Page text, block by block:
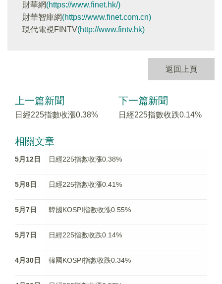
財華網(https://www.finet.hk/)
財華智庫網(https://www.finet.com.cn)
現代電視FINTV(http://www.fintv.hk)
返回上頁
上一篇新聞
日經225指數收漲0.38%
下一篇新聞
日經225指數收跌0.14%
相關文章
5月12日 日經225指數收漲0.38%
5月8日 日經225指數收漲0.41%
5月7日 韓國KOSPI指數收漲0.55%
5月7日 日經225指數收跌0.14%
4月30日 韓國KOSPI指數收跌0.34%